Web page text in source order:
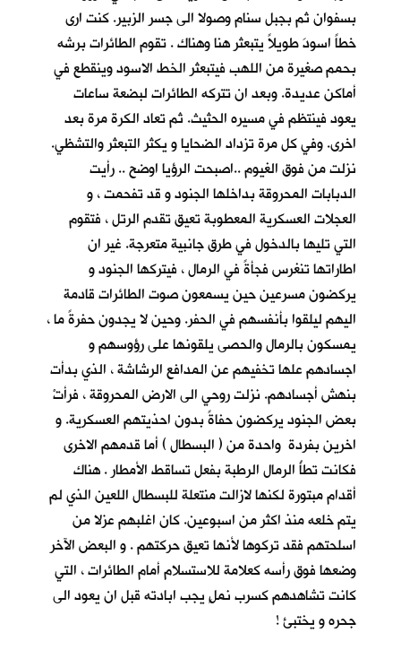
بسفوان ثم بجبل سنام وصولا الى جسر الزبير. كنت ارى
خطاً اسودَ طويلاً يتبعثر هنا وهناك . تقوم الطائرات برشه
بحمم صغيرة من اللهب فيتبعثر الخط الاسود وينقطع في
أماكن عديدة. وبعد ان تتركه الطائرات لبضعة ساعات
يعود فينتظم في مسيره الحثيث. ثم تعاد الكرة مرة بعد
اخرى. وفي كل مرة تزداد الضحايا و يكثر التبعثر والتشظي.
نزلت من فوق الغيوم ..اصبحت الرؤيا اوضح .. رأيت
الدبابات المحروقة بداخلها الجنود و قد تفحمت ، و
العجلات العسكرية المعطوبة تعيق تقدم الرتل ، فتقوم
التي تليها بالدخول في طرق جانبية متعرجة. غير ان
اطاراتها تنغرس فجأةً في الرمال ، فيتركها الجنود و
يركضون مسرعين حين يسمعون صوت الطائرات قادمة
اليهم ليلقوا بأنفسهم في الحفر. وحين لا يجدون حفرةً ما ،
يمسكون بالرمال والحصى يلقونها على رؤوسهم و
اجسادهم علها تخفيهم عن المدافع الرشاشة ، الذي بدأت
بنهش أجسادهم. نزلت روحي الى الارض المحروقة ، فرأتْ
بعض الجنود يركضون حفاةً بدون احذيتهم العسكرية. و
اخرين بفردة واحدة من ( البسطال ) أما قدمهم الاخرى
فكانت تطأُ الرمال الرطبة بفعل تساقط الأمطار . هناك
أقدام مبتورة لكنها لازالت منتعلة للبسطال اللعين الذي لم
يتم خلعه منذ اكثر من اسبوعين. كان اغلبهم عزلا من
اسلحتهم فقد تركوها لأنها تعيق حركتهم . و البعض الآخر
وضعها فوق رأسه كعلامة للاستسلام أمام الطائرات ، التي
كانت تشاهدهم كسرب نملٍ يجب ابادته قبل ان يعود الى
جحره و يختبئ !